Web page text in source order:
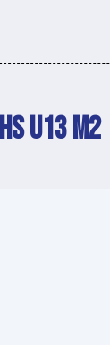
U13 M2